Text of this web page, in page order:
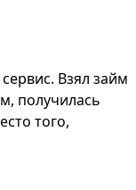
Взял займ
получилась
того,